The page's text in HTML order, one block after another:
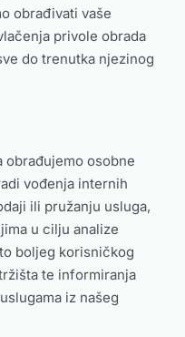
obrađivati vaše
privole obrada
do trenutka njezinog
obrađujemo osobne
vođenja internih
ili pružanju usluga,
u cilju analize
boljeg korisničkog
te informiranja
iz našeg